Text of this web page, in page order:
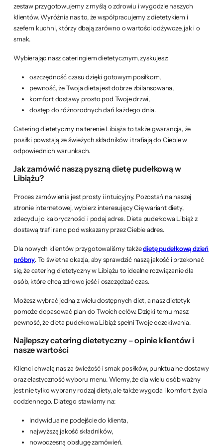
zestaw przygotowujemy z myślą o zdrowiu i wygodzie naszych
klientów. Wyróżnia nas to, że współpracujemy z dietetykiem i
szefem kuchni, którzy dbają zarówno o wartości odżywcze, jak i o
smak.
Wybierając nasz cateringiem dietetycznym, zyskujesz:
oszczędność czasu dzięki gotowym posiłkom,
pewność, że Twoja dieta jest dobrze zbilansowana,
komfort dostawy prosto pod Twoje drzwi,
dostęp do różnorodnych dań każdego dnia.
Catering dietetyczny na terenie Libiąża to także gwarancja, że
posiłki powstają ze świeżych składników i trafiają do Ciebie w
odpowiednich warunkach.
Jak zamówić naszą pyszną dietę pudełkową w
Libiążu?
Proces zamówienia jest prosty i intuicyjny. Pozostań na naszej
stronie internetowej, wybierz interesujący Cię wariant diety,
zdecyduj o kaloryczności i podaj adres. Dieta pudełkowa Libiąż z
dostawą trafi rano pod wskazany przez Ciebie adres.
Dla nowych klientów przygotowaliśmy takżedietę pudełkową dzień
próbny. To świetna okazja, aby sprawdzić naszą jakość i przekonać
się, że catering dietetyczny w Libiążu to idealne rozwiązanie dla
osób, które chcą zdrowo jeść i oszczędzać czas.
Możesz wybrać jedną z wielu dostępnych diet, a nasz dietetyk
pomoże dopasować plan do Twoich celów. Dzięki temu masz
pewność, że dieta pudełkowa Libiąż spełni Twoje oczekiwania.
Najlepszy catering dietetyczny – opinie klientów i
nasze wartości
Klienci chwalą nas za świeżość i smak posiłków, punktualne dostawy
oraz elastyczność wyboru menu. Wiemy, że dla wielu osób ważny
jest nie tylko wybrany rodzaj diety, ale także wygoda i komfort życia
codziennego. Dlatego stawiamy na:
indywidualne podejście do klienta,
najwyższą jakość składników,
nowoczesną obsługę zamówień.